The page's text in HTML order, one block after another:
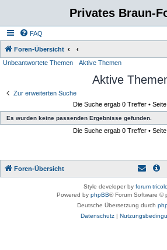
Privates Braun-
FAQ
Foren-Übersicht
Unbeantwortete Themen Aktive Themen
Aktive
Zur erweiterten Suche
Die Suche ergab 0 Treffer • Seite
Es wurden keine passenden Ergebnisse gefunden.
Die Suche ergab 0 Treffer • Seite
Foren-Übersicht
Style developer by forum
Powered by phpBB® Forum Software ©
Deutsche Übersetzung durch
Datenschutz|